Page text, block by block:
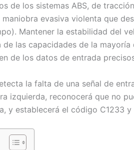
de los sistemas ABS, de
evasiva violenta que
Mantener la estabilidad del
las capacidades de la
de los datos de entrada
la falta de una señal de
izquierda, reconocerá que no
y establecerá el código C1233